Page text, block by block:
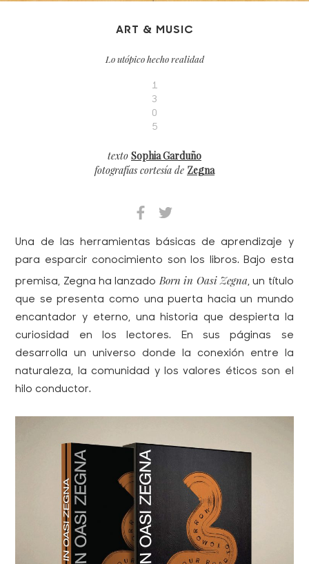
ART & MUSIC
Lo utópico hecho realidad
1
3
0
5
texto Sophia Garduño
fotografías cortesía de Zegna
Una de las herramientas básicas de aprendizaje y
para esparcir conocimiento son los libros. Bajo esta
premisa, Zegna ha lanzadoBorn in Oasi Zegna, un título
que se presenta como una puerta hacia un mundo
encantador y eterno, una historia que despierta la
curiosidad en los lectores. En sus páginas se
desarrolla un universo donde la conexión entre la
naturaleza, la comunidad y los valores éticos son el
hilo conductor.